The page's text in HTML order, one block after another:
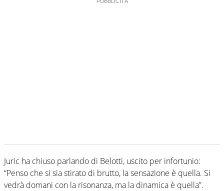
Juric ha chiuso parlando di Belotti, uscito per infortunio:
“Penso che si sia stirato di brutto, la sensazione è quella. Si
vedrà domani con la risonanza, ma la dinamica è quella”.